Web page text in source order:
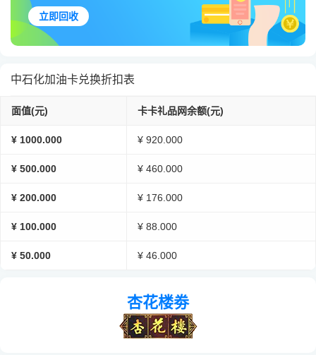
立即回收
中石化加油卡兑换折扣表
面值(元) 卡卡礼品网余额(元)
¥ 1000.000 ¥ 920.000
¥ 500.000 ¥ 460.000
¥ 200.000 ¥ 176.000
¥ 100.000 ¥ 88.000
¥ 50.000 ¥ 46.000
杏花楼劵